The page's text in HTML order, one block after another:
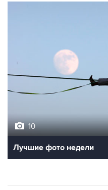
10
Лучшие фото недели